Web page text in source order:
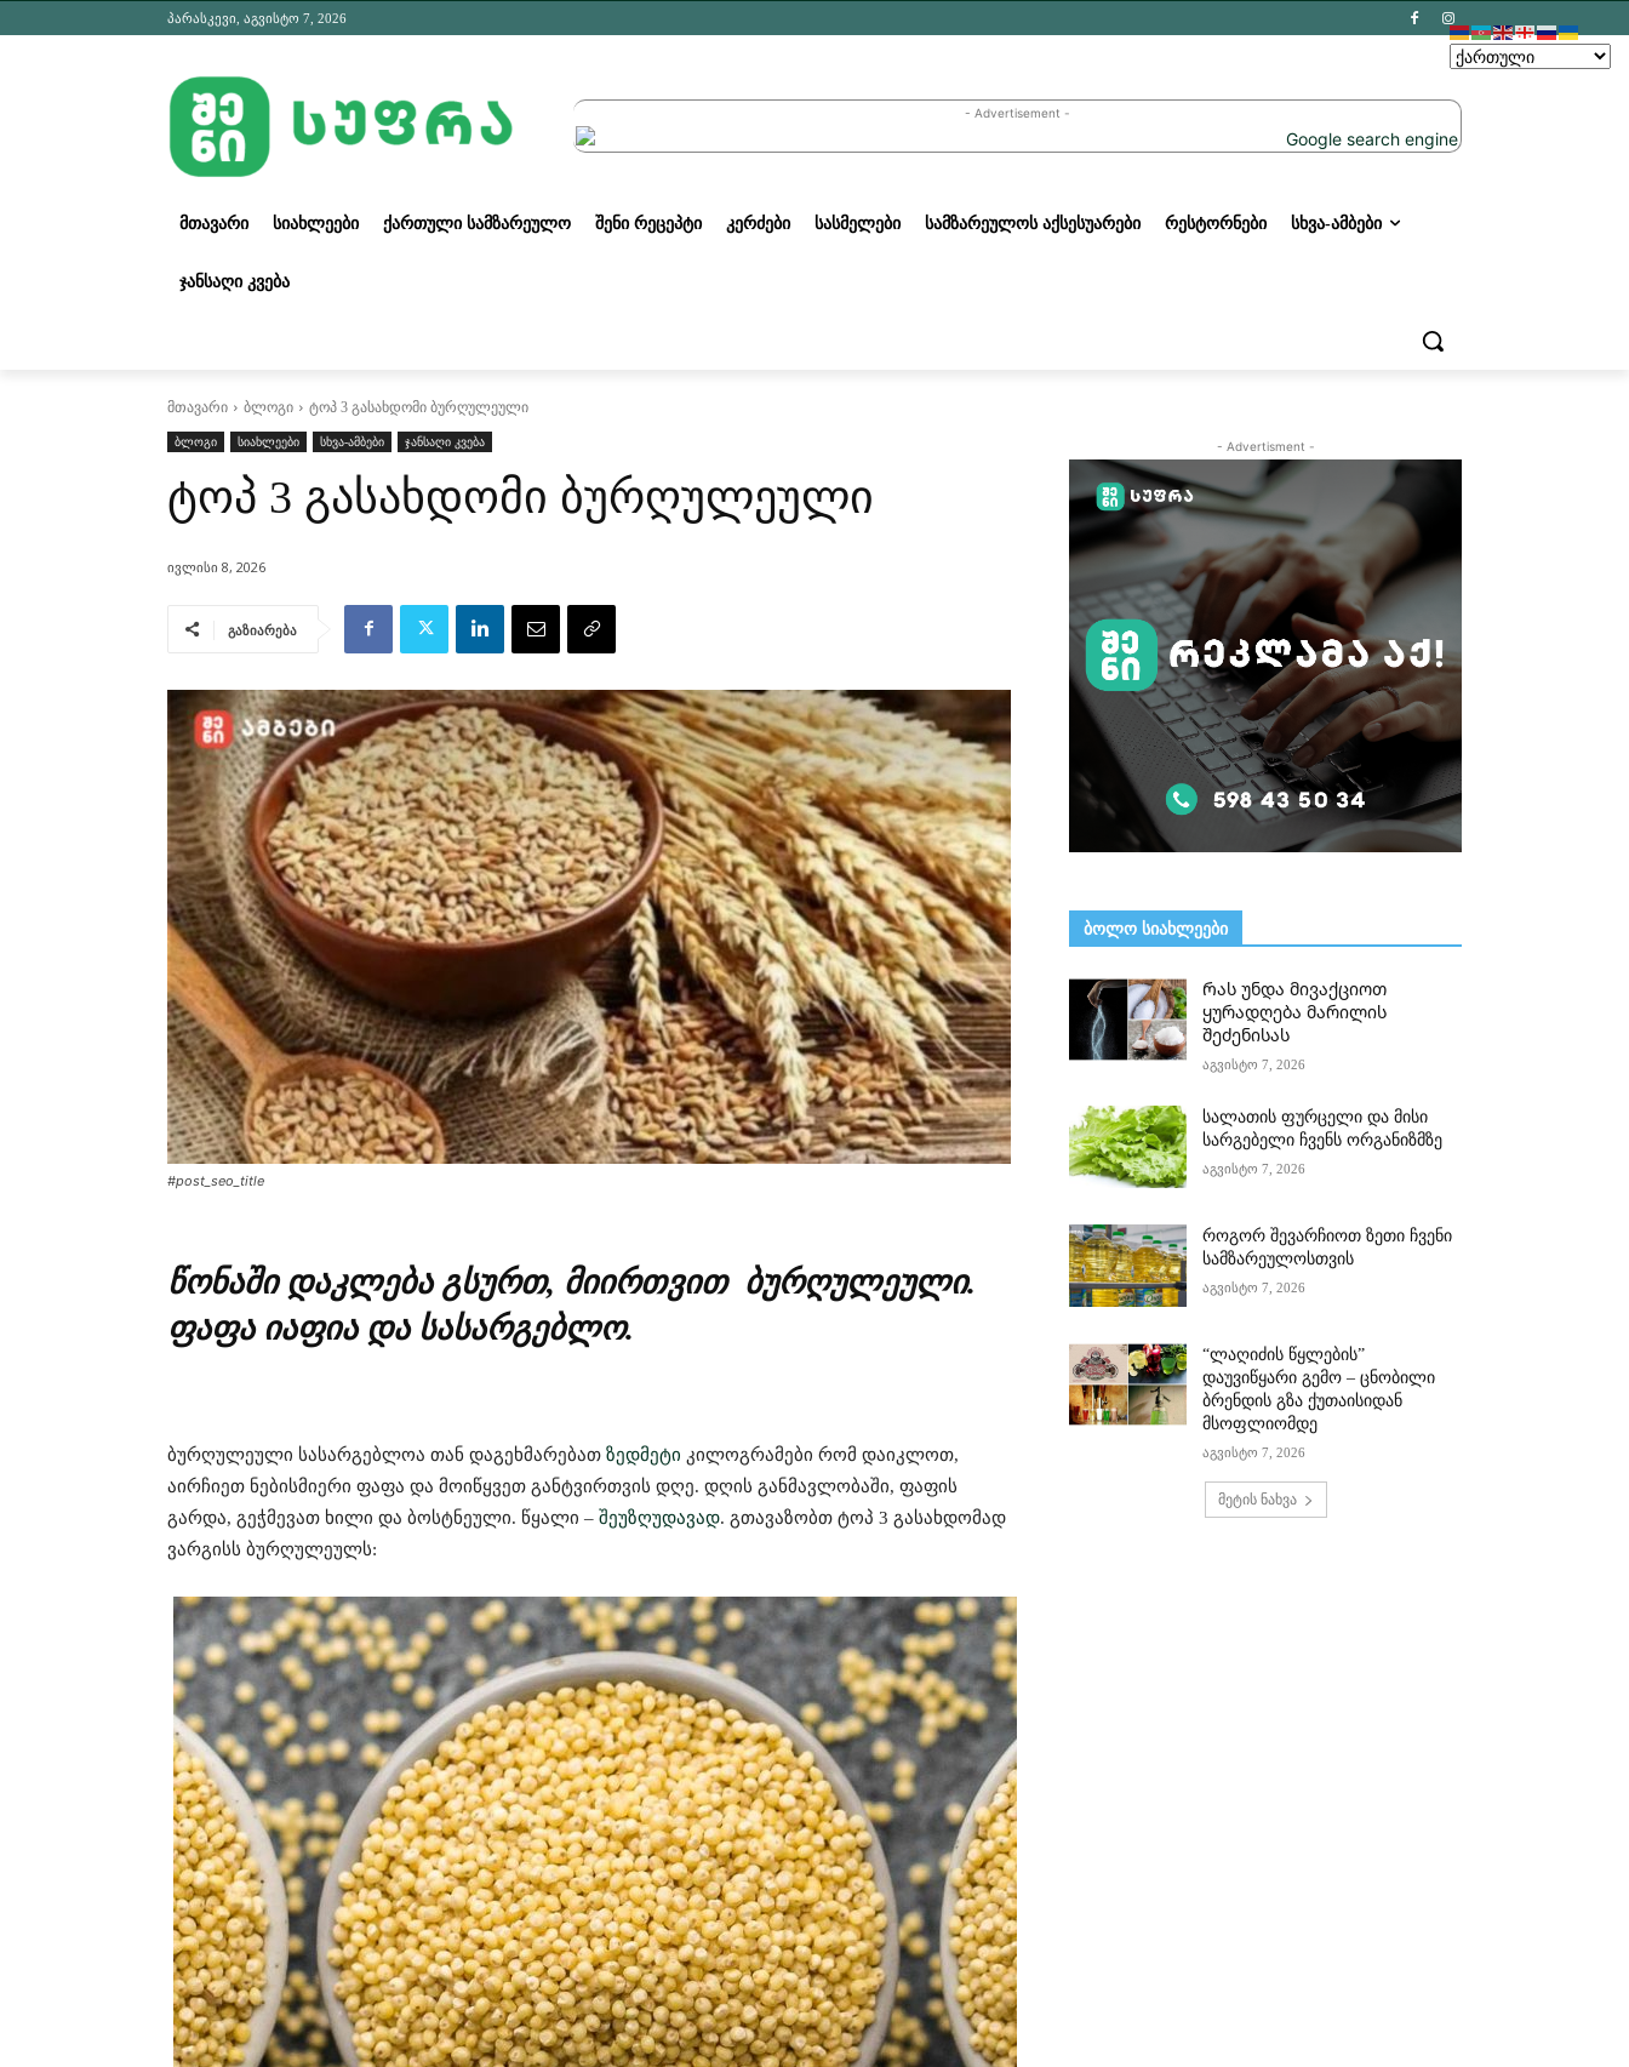
პარასკევი, აგვისტო 7, 2026
- Advertisement -
ᲛᲗᲐᲕᲐᲠᲘ ᲡᲘᲐᲮᲚᲔᲔᲑᲘ ᲥᲐᲠᲗᲣᲚᲘ ᲡᲐᲛᲖᲐᲠᲔᲣᲚᲝ ᲨᲔᲜᲘ ᲠᲔᲪᲔᲞᲢᲘ ᲙᲔᲠᲫᲔᲑᲘ ᲡᲐᲡᲛᲔᲚᲔᲑᲘ ᲡᲐᲛᲖᲐᲠᲔᲣᲚᲝᲡ ᲐᲥᲡᲔᲡᲣᲐᲠᲔᲑᲘ ᲠᲔᲡᲢᲝᲠᲜᲔᲑᲘ ᲡᲮᲕᲐ-ᲐᲛᲑᲔᲑᲘ
ᲯᲐᲜᲡᲐᲦᲘ ᲙᲕᲔᲑᲐ
მთავარი ბლოგი
ტოპ 3 გასახდომი ბურღულეული
ბლოგი
სიახლეები სხვა-ამბები ჯანსაღი კვება
ტოპ 3 გასახდომი ბურღულეული
ივლისი 8, 2026
გაზიარება
#post_seo_title
წონაში დაკლება გსურთ, მიირთვით ბურღულეული.
ფაფა იაფია და სასარგებლო.
ბურღულეული სასარგებლოა თან დაგეხმარებათ ზედმეტი კილოგრამები რომ დაიკლოთ,
აირჩიეთ ნებისმიერი ფაფა და მოიწყვეთ განტვირთვის დღე. დღის განმავლობაში, ფაფის
გარდა, გეჭმევათ ხილი და ბოსტნეული. წყალი – შეუზღუდავად. გთავაზობთ ტოპ 3 გასახდომად
ვარგისს ბურღულეულს:
- Advertisment -
ᲑᲝᲚᲝ ᲡᲘᲐᲮᲚᲔᲔᲑᲘ
Რას უნდა მივაქციოთ
ყურადღება მარილის
შეძენისას
აგვისტო 7, 2026
სალათის ფურცელი და მისი
სარგებელი ჩვენს ორგანიზმზე
აგვისტო 7, 2026
როგორ შევარჩიოთ ზეთი ჩვენი
სამზარეულოსთვის
აგვისტო 7, 2026
“ლაღიძის წყლების”
დაუვიწყარი გემო – ცნობილი
ბრენდის გზა ქუთაისიდან
მსოფლიომდე
აგვისტო 7, 2026
მეტის ნახვა